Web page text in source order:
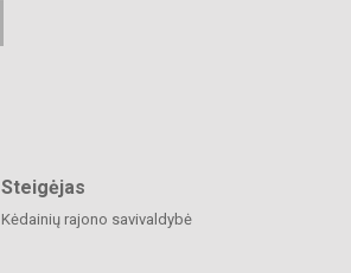
Steigėjas
Kėdainių rajono savivaldybė